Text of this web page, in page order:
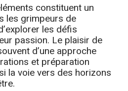
constituent un
les grimpeurs de
les défis
passion. Le plaisir de
d’une approche
et préparation
la voie vers des horizons